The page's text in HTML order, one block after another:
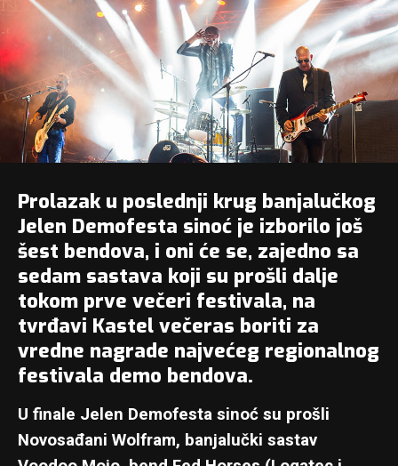
Prolazak u poslednji krug banjalučkog
Jelen Demofesta sinoć je izborilo još
šest bendova, i oni će se, zajedno sa
sedam sastava koji su prošli dalje
tokom prve večeri festivala, na
tvrđavi Kastel večeras boriti za
vredne nagrade najvećeg regionalnog
festivala demo bendova.
U finale Jelen Demofesta sinoć su prošli
Novosađani Wolfram, banjalučki sastav